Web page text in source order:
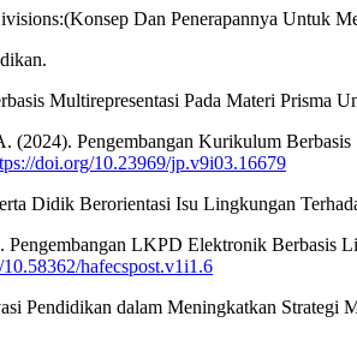
Dan Penerapannya Untuk
Multirepresentasi Pada Materi Prisma
Pengembangan Kurikulum
doi.org/10.23969/jp.v9i03.16679
Didik Berorientasi Isu Lingkungan
LKPD Elektronik Berbasis
hafecspost.v1i1.6
Pendidikan dalam Meningkatkan Strategi